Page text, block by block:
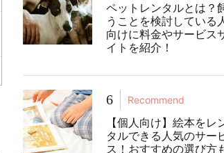
ペットレンタルとは？
うことを検討している
向けに料金やサービス
イトを紹介！
6 Recommend
【個人向け】絵本をレ
タルできる人気のサー
ス！おすすめの選び方